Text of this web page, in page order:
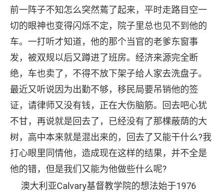
前一阵子不知怎么突然蔫了起来，平时走路目空一
切的眼神也变得闪烁不定，院子里总也见不到他的
车。一打听才知道，他的那个当官的老爹东窗事
发，被双规以后又蹲进了班房。经济来源完全断
绝，车也卖了，不得不放下架子给人家去洗盘子。
最近又听说因为出勤不够，移民局要吊销他的签
证，请律师又没有钱，正在大伤脑筋。回去吧心犹
不甘，再说就是回去了，已经没有了那棵蔽荫的大
树，高中本来就是混出来的，回去了又能干什么?我
打心眼里同情他，造成现在这样的结果，并不全是
他的错，但是我们又能为他做些什么呢?
澳大利亚Calvary基督教学院的想法始于1976